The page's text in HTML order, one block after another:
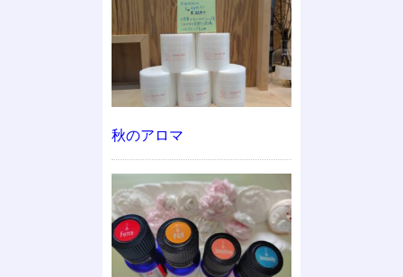
秋のアロマ